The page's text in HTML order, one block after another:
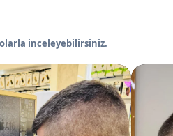
inceleyebilirsiniz.